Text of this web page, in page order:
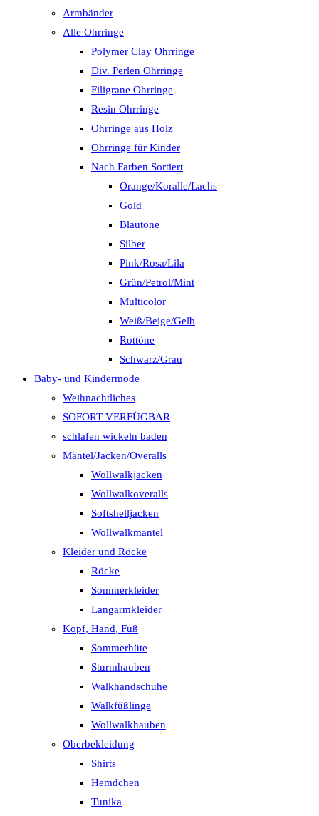
Armbänder
Alle Ohrringe
Polymer Clay Ohrringe
Div. Perlen Ohrringe
Filigrane Ohrringe
Resin Ohrringe
Ohrringe aus Holz
Ohrringe für Kinder
Nach Farben Sortiert
Orange/Koralle/Lachs
Gold
Blautöne
Silber
Pink/Rosa/Lila
Grün/Petrol/Mint
Multicolor
Weiß/Beige/Gelb
Rottöne
Schwarz/Grau
Baby- und Kindermode
Weihnachtliches
SOFORT VERFÜGBAR
schlafen wickeln baden
Mäntel/Jacken/Overalls
Wollwalkjacken
Wollwalkoveralls
Softshelljacken
Wollwalkmantel
Kleider und Röcke
Röcke
Sommerkleider
Langarmkleider
Kopf, Hand, Fuß
Sommerhüte
Sturmhauben
Walkhandschuhe
Walkfüßlinge
Wollwalkhauben
Oberbekleidung
Shirts
Hemdchen
Tunika